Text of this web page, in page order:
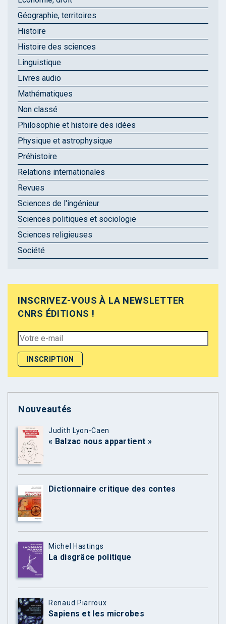
Géographie, territoires
Histoire
Histoire des sciences
Linguistique
Livres audio
Mathématiques
Non classé
Philosophie et histoire des idées
Physique et astrophysique
Préhistoire
Relations internationales
Revues
Sciences de l'ingénieur
Sciences politiques et sociologie
Sciences religieuses
Société
INSCRIVEZ-VOUS À LA NEWSLETTER
CNRS ÉDITIONS !
Nouveautés
Judith Lyon-Caen
« Balzac nous appartient »
Dictionnaire critique des contes
Michel Hastings
La disgrâce politique
Renaud Piarroux
Sapiens et les microbes